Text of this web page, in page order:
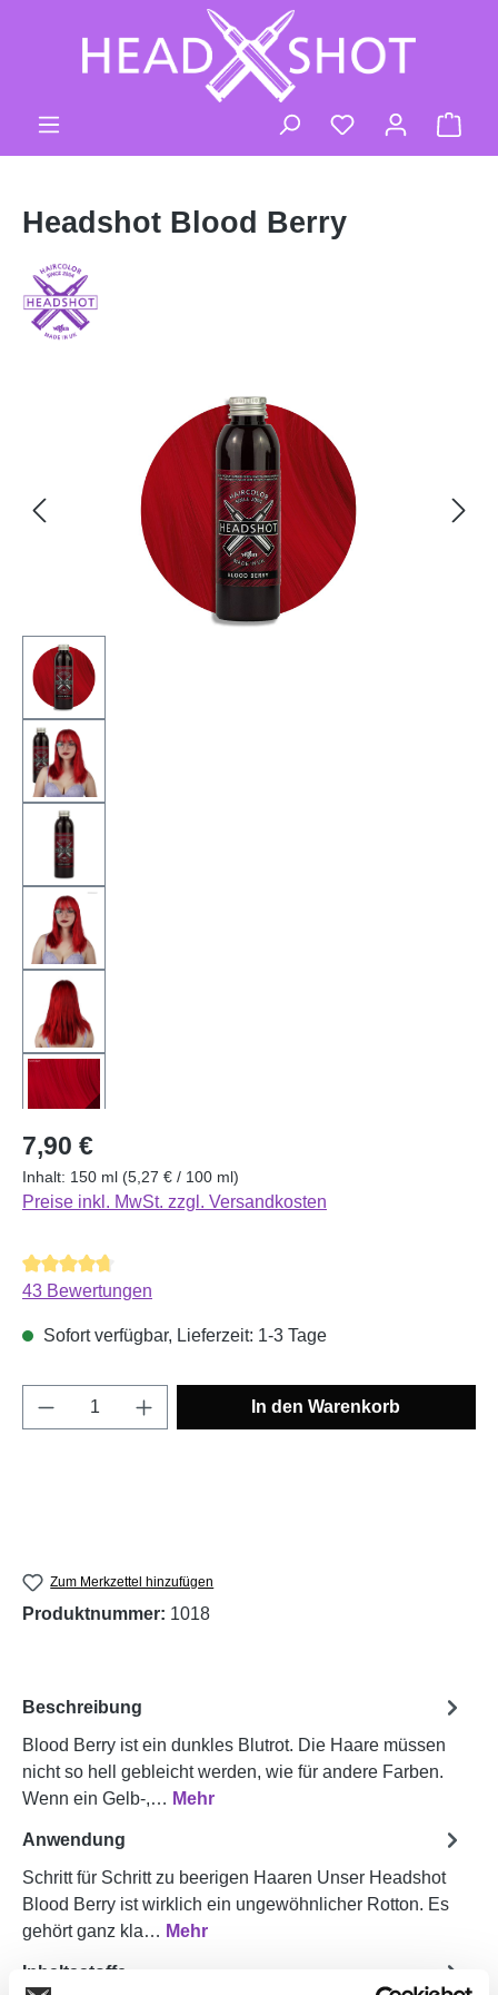
Zum Hauptinhalt springen
Headshot Blood Berry
Bildergalerie überspringen
Regulärer Preis:
7,90 €
Inhalt: 150 ml (5,27 € / 100 ml)
Preise inkl. MwSt. zzgl. Versandkosten
Durchschnittliche Bewertung von 4.65 von 5 Sternen
43 Bewertungen
Sofort verfügbar, Lieferzeit: 1-3 Tage
Produkt Anzahl: Gib den gewünschten
In den Warenkorb
Zum Merkzettel hinzufügen
Produktnummer: 1018
Beschreibung
Blood Berry ist ein dunkles Blutrot. Die Haare müssen
nicht so hell gebleicht werden, wie für andere Farben.
Wenn ein Gelb-,… Mehr
Anwendung
Schritt für Schritt zu beerigen Haaren Unser Headshot
Blood Berry ist wirklich ein ungewöhnlicher Rotton. Es
gehört ganz kla… Mehr
Inhaltsstoffe